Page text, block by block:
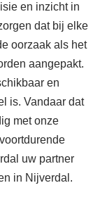
en inzicht in
dat bij elke
oorzaak als het
aangepakt.
en
is. Vandaar dat
met onze
uw partner
in Nijverdal.